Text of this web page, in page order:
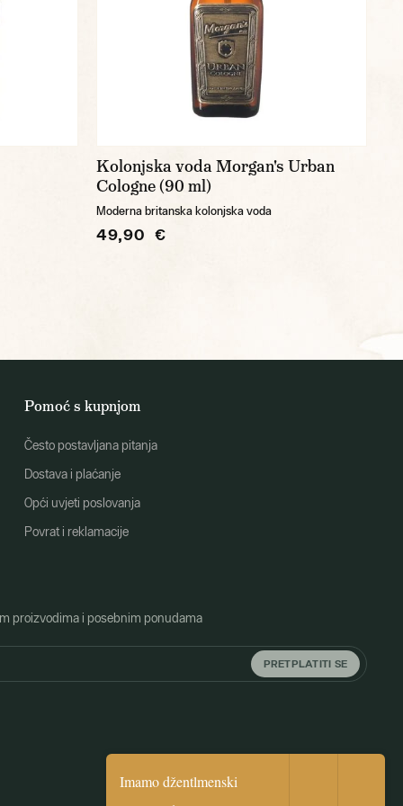
Kolonjska voda Morgan's Urban
Cologne (90 ml)
Moderna britanska kolonjska voda
49,90 €
Pomoć s kupnjom
Često postavljana pitanja
Dostava i plaćanje
Opći uvjeti poslovanja
Povrat i reklamacije
proizvodima i posebnim ponudama
PRETPLATITI SE
Imamo džentlmenski